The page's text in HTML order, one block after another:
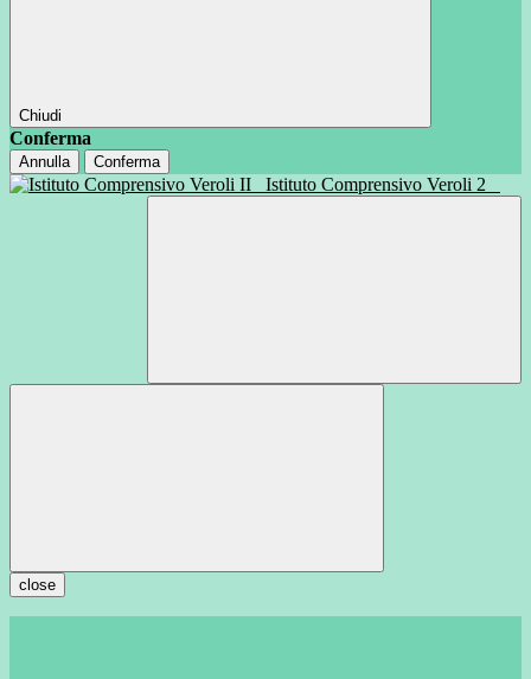
Chiudi
Conferma
Annulla Conferma
Istituto Comprensivo Veroli 2
close